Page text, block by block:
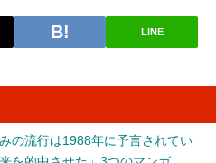
LINE
の流行は1988年に予言されてい